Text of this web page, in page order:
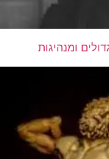
ומנהיגות